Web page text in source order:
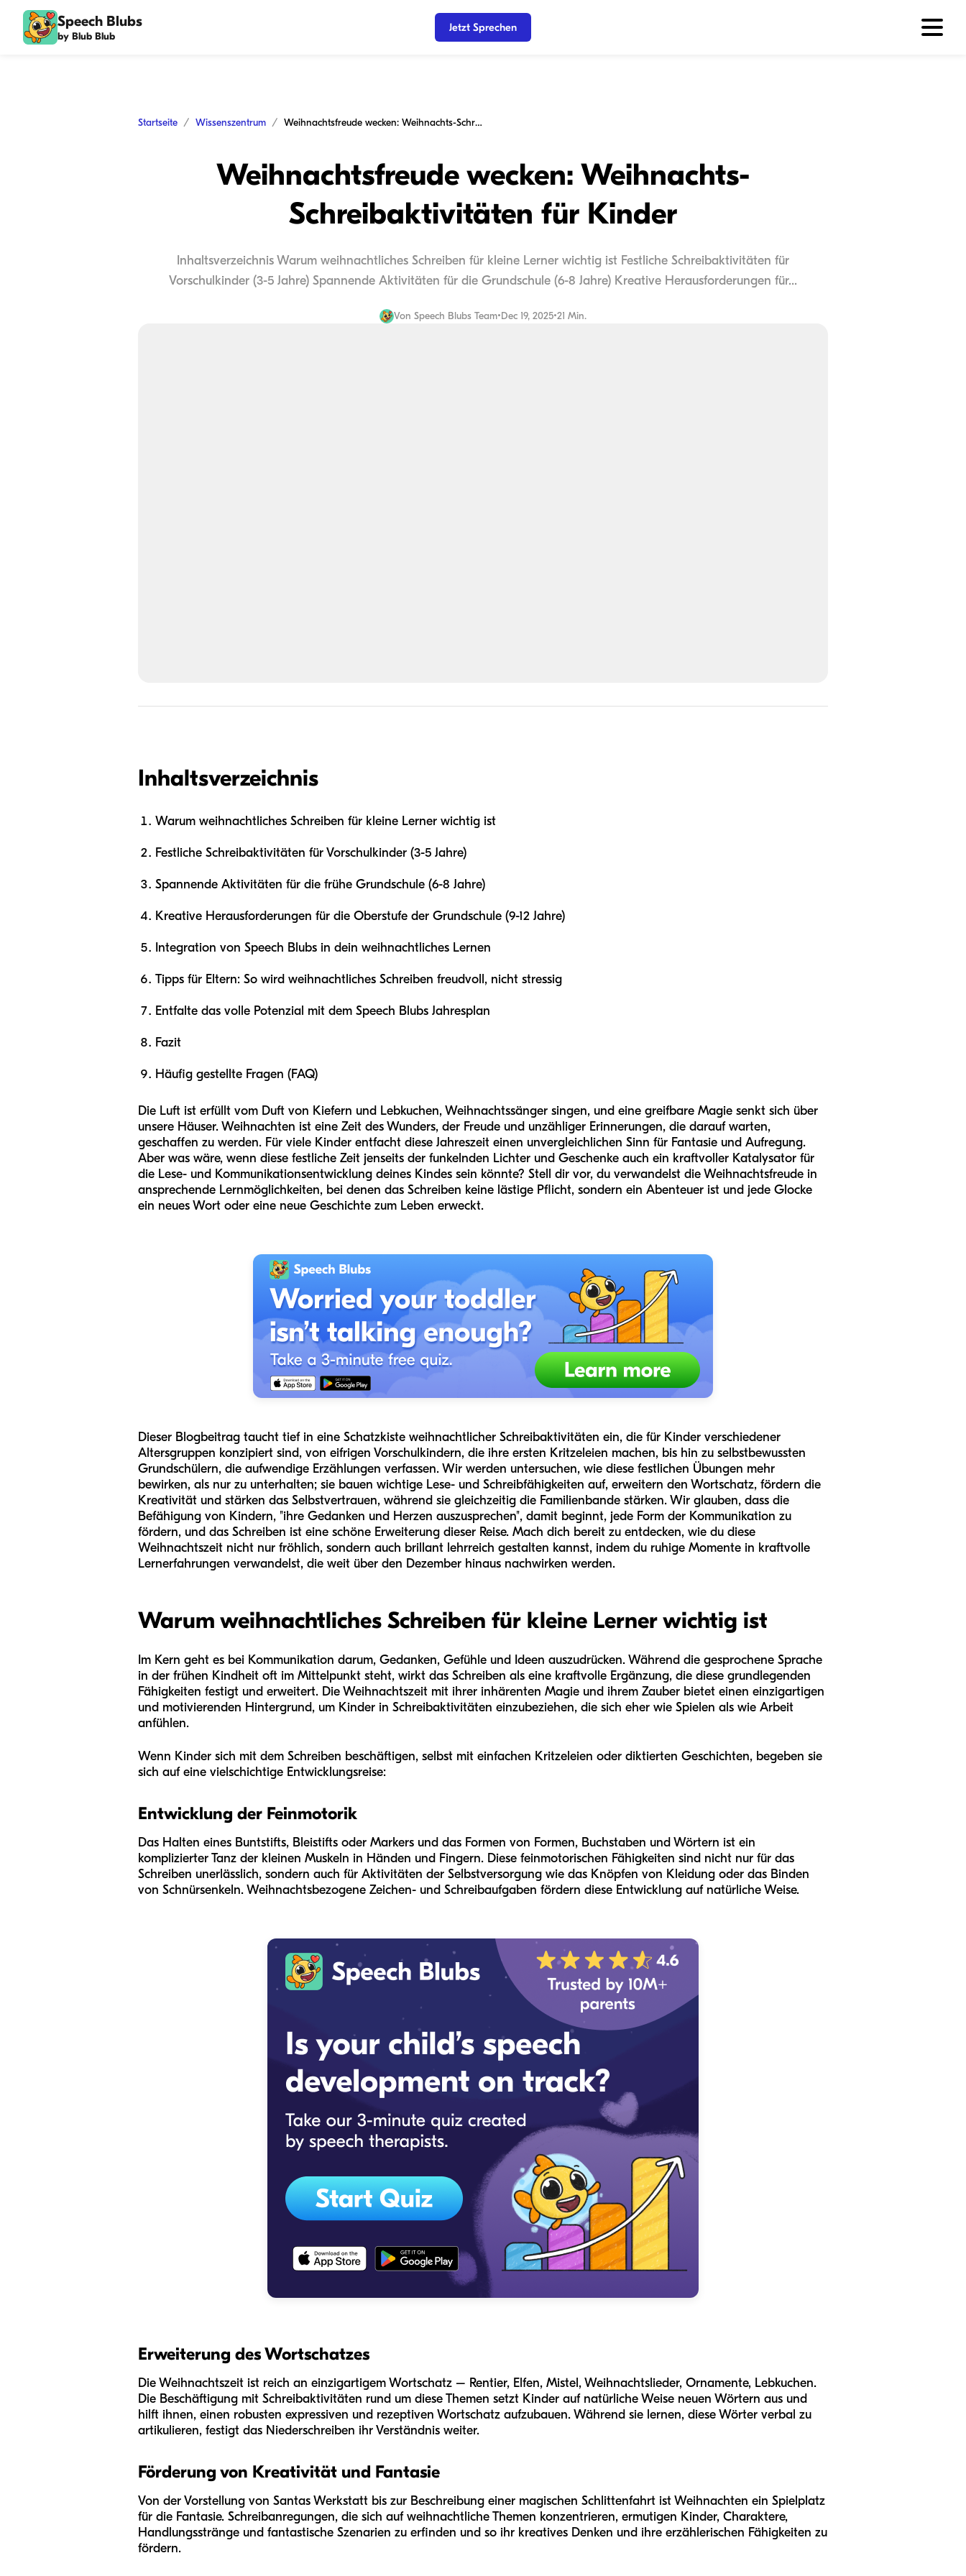
Speech Blubs
by Blub Blub
Jetzt Sprechen
Startseite Wissenszentrum Weihnachtsfreude wecken: Weihnachts-Schreibaktivitäten für Kinder
Weihnachtsfreude wecken: Weihnachts-
Schreibaktivitäten für Kinder
Inhaltsverzeichnis Warum weihnachtliches Schreiben für kleine Lerner wichtig ist Festliche Schreibaktivitäten für
Vorschulkinder (3-5 Jahre) Spannende Aktivitäten für die Grundschule (6-8 Jahre) Kreative Herausforderungen für...
Von Speech Blubs Team•Dec 19, 2025•21 Min.
Inhaltsverzeichnis
Warum weihnachtliches Schreiben für kleine Lerner wichtig ist
Festliche Schreibaktivitäten für Vorschulkinder (3-5 Jahre)
Spannende Aktivitäten für die frühe Grundschule (6-8 Jahre)
Kreative Herausforderungen für die Oberstufe der Grundschule (9-12 Jahre)
Integration von Speech Blubs in dein weihnachtliches Lernen
Tipps für Eltern: So wird weihnachtliches Schreiben freudvoll, nicht stressig
Entfalte das volle Potenzial mit dem Speech Blubs Jahresplan
Fazit
Häufig gestellte Fragen (FAQ)
Die Luft ist erfüllt vom Duft von Kiefern und Lebkuchen, Weihnachtssänger singen, und eine greifbare Magie senkt sich über
unsere Häuser. Weihnachten ist eine Zeit des Wunders, der Freude und unzähliger Erinnerungen, die darauf warten,
geschaffen zu werden. Für viele Kinder entfacht diese Jahreszeit einen unvergleichlichen Sinn für Fantasie und Aufregung.
Aber was wäre, wenn diese festliche Zeit jenseits der funkelnden Lichter und Geschenke auch ein kraftvoller Katalysator für
die Lese- und Kommunikationsentwicklung deines Kindes sein könnte? Stell dir vor, du verwandelst die Weihnachtsfreude in
ansprechende Lernmöglichkeiten, bei denen das Schreiben keine lästige Pflicht, sondern ein Abenteuer ist und jede Glocke
ein neues Wort oder eine neue Geschichte zum Leben erweckt.
Dieser Blogbeitrag taucht tief in eine Schatzkiste weihnachtlicher Schreibaktivitäten ein, die für Kinder verschiedener
Altersgruppen konzipiert sind, von eifrigen Vorschulkindern, die ihre ersten Kritzeleien machen, bis hin zu selbstbewussten
Grundschülern, die aufwendige Erzählungen verfassen. Wir werden untersuchen, wie diese festlichen Übungen mehr
bewirken, als nur zu unterhalten; sie bauen wichtige Lese- und Schreibfähigkeiten auf, erweitern den Wortschatz, fördern die
Kreativität und stärken das Selbstvertrauen, während sie gleichzeitig die Familienbande stärken. Wir glauben, dass die
Befähigung von Kindern, "ihre Gedanken und Herzen auszusprechen", damit beginnt, jede Form der Kommunikation zu
fördern, und das Schreiben ist eine schöne Erweiterung dieser Reise. Mach dich bereit zu entdecken, wie du diese
Weihnachtszeit nicht nur fröhlich, sondern auch brillant lehrreich gestalten kannst, indem du ruhige Momente in kraftvolle
Lernerfahrungen verwandelst, die weit über den Dezember hinaus nachwirken werden.
Warum weihnachtliches Schreiben für kleine Lerner wichtig ist
Im Kern geht es bei Kommunikation darum, Gedanken, Gefühle und Ideen auszudrücken. Während die gesprochene Sprache
in der frühen Kindheit oft im Mittelpunkt steht, wirkt das Schreiben als eine kraftvolle Ergänzung, die diese grundlegenden
Fähigkeiten festigt und erweitert. Die Weihnachtszeit mit ihrer inhärenten Magie und ihrem Zauber bietet einen einzigartigen
und motivierenden Hintergrund, um Kinder in Schreibaktivitäten einzubeziehen, die sich eher wie Spielen als wie Arbeit
anfühlen.
Wenn Kinder sich mit dem Schreiben beschäftigen, selbst mit einfachen Kritzeleien oder diktierten Geschichten, begeben sie
sich auf eine vielschichtige Entwicklungsreise:
Entwicklung der Feinmotorik
Das Halten eines Buntstifts, Bleistifts oder Markers und das Formen von Formen, Buchstaben und Wörtern ist ein
komplizierter Tanz der kleinen Muskeln in Händen und Fingern. Diese feinmotorischen Fähigkeiten sind nicht nur für das
Schreiben unerlässlich, sondern auch für Aktivitäten der Selbstversorgung wie das Knöpfen von Kleidung oder das Binden
von Schnürsenkeln. Weihnachtsbezogene Zeichen- und Schreibaufgaben fördern diese Entwicklung auf natürliche Weise.
Erweiterung des Wortschatzes
Die Weihnachtszeit ist reich an einzigartigem Wortschatz – Rentier, Elfen, Mistel, Weihnachtslieder, Ornamente, Lebkuchen.
Die Beschäftigung mit Schreibaktivitäten rund um diese Themen setzt Kinder auf natürliche Weise neuen Wörtern aus und
hilft ihnen, einen robusten expressiven und rezeptiven Wortschatz aufzubauen. Während sie lernen, diese Wörter verbal zu
artikulieren, festigt das Niederschreiben ihr Verständnis weiter.
Förderung von Kreativität und Fantasie
Von der Vorstellung von Santas Werkstatt bis zur Beschreibung einer magischen Schlittenfahrt ist Weihnachten ein Spielplatz
für die Fantasie. Schreibanregungen, die sich auf weihnachtliche Themen konzentrieren, ermutigen Kinder, Charaktere,
Handlungsstränge und fantastische Szenarien zu erfinden und so ihr kreatives Denken und ihre erzählerischen Fähigkeiten zu
fördern.